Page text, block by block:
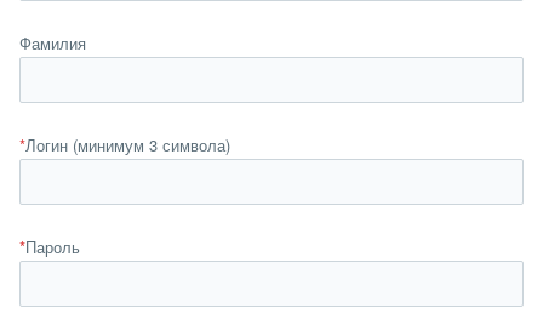
Фамилия
*Логин (минимум 3 символа)
*Пароль